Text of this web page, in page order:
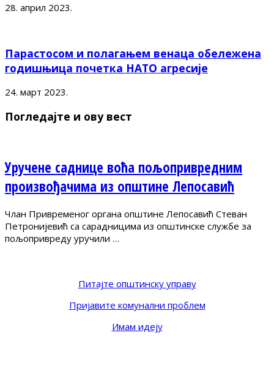
28. април 2023.
Парастосом и полагањем венаца обележена
годишњица почетка НАТО агресије
24. март 2023.
Погледајте и ову вест
Уручене саднице воћа пољопривредним
произвођачима из општине Лепосавић
Члан Привременог органа општине Лепосавић Стеван
Петронијевић са сарадницима из општинске службе за
пољопривреду уручили …
Питајте општинску управу
Пријавите комунални проблем
Имам идеју